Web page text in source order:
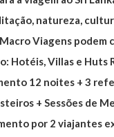
natureza,
Viagens podem
Hotéis, Villas e
12 noites + 3
+ Sessões de
por 2 viajantes